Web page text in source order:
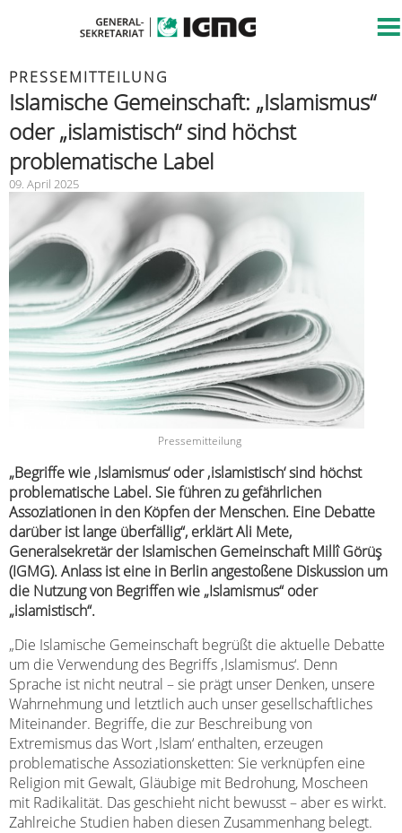
PRESSEMITTEILUNG
Islamische Gemeinschaft: „Islamismus“
oder „islamistisch“ sind höchst
problematische Label
09. April 2025
Pressemitteilung
„Begriffe wie ‚Islamismus‘ oder ‚islamistisch‘ sind höchst
problematische Label. Sie führen zu gefährlichen
Assoziationen in den Köpfen der Menschen. Eine Debatte
darüber ist lange überfällig“, erklärt Ali Mete,
Generalsekretär der Islamischen Gemeinschaft Millî Görüş
(IGMG). Anlass ist eine in Berlin angestoßene Diskussion um
die Nutzung von Begriffen wie „Islamismus“ oder
„islamistisch“.
„Die Islamische Gemeinschaft begrüßt die aktuelle Debatte
um die Verwendung des Begriffs ‚Islamismus‘. Denn
Sprache ist nicht neutral – sie prägt unser Denken, unsere
Wahrnehmung und letztlich auch unser gesellschaftliches
Miteinander. Begriffe, die zur Beschreibung von
Extremismus das Wort ‚Islam‘ enthalten, erzeugen
problematische Assoziationsketten: Sie verknüpfen eine
Religion mit Gewalt, Gläubige mit Bedrohung, Moscheen
mit Radikalität. Das geschieht nicht bewusst – aber es wirkt.
Zahlreiche Studien haben diesen Zusammenhang belegt.